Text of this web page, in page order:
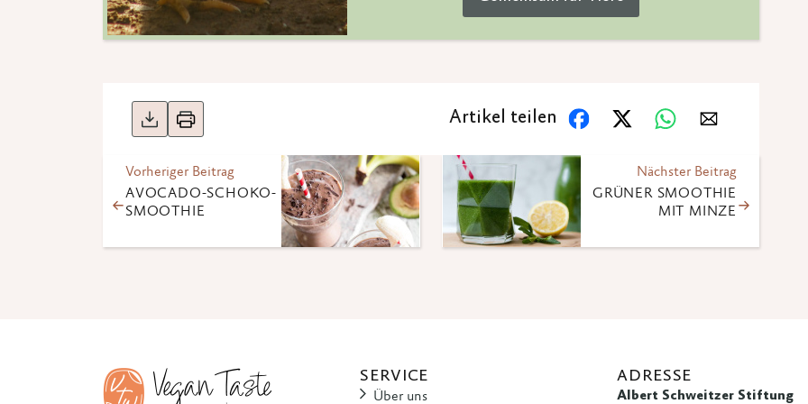
Artikel teilen
Vorheriger Beitrag
AVOCADO-SCHOKO-
SMOOTHIE
Nächster Beitrag
GRÜNER SMOOTHIE
MIT MINZE
SERVICE
Über uns
ADRESSE
Albert Schweitzer Stiftung